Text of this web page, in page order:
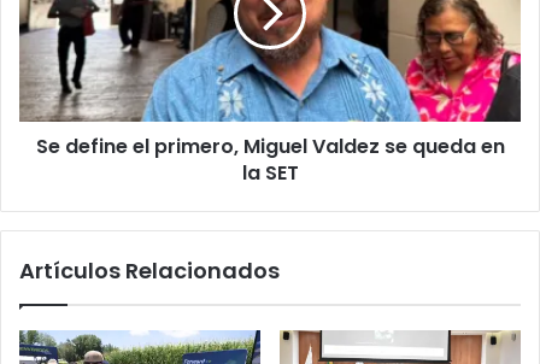
Se define el primero, Miguel Valdez se queda en
la SET
Artículos Relacionados